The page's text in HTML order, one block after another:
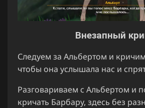
Внезапный
Следуем за Альбертом и
чтобы она услышала нас и
Разговариваем с Альбертом и
кричать Барбару, здесь без